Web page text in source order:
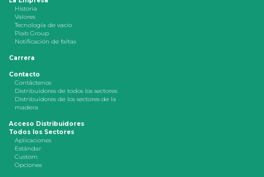
Historia
Valores
Tecnología de vacio
Piab Group
Notificación de faltas
Carrera
Contacto
Contáctenos
Distribuidores de todos los sectores
Distribuidores de los sectores de la
madera
Acceso Distribuidores
Todos los Sectores
Aplicaciones
Estándar
Custom
Opciones